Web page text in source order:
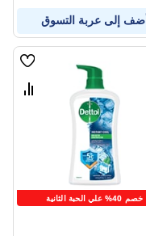
أضف إلى عربة التسوق
خصم 40% علي الحبة الثانية
قائمة
قارن